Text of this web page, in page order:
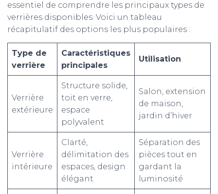
essentiel de comprendre les principaux types de
verrières disponibles. Voici un tableau
récapitulatif des options les plus populaires :
Type de
verrière
Caractéristiques
principales
Utilisation
Verrière
extérieure
Structure solide,
toit en verre,
espace
polyvalent
Salon, extension
de maison,
jardin d’hiver
Verrière
intérieure
Clarté,
délimitation des
espaces, design
élégant
Séparation des
pièces tout en
gardant la
luminosité